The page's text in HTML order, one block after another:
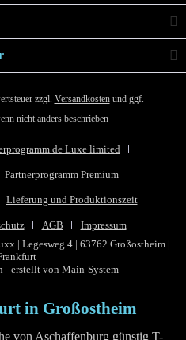
zzgl. Versandkostenund ggf.
nicht anders beschrieben
de Luxe limited
Partnerprogramm Premium
Lieferung und Produktionszeit
AGB
Impressum
| Legesweg 4 | 63762 Großostheim |
- erstellt von Main-System
in Großostheim
von Aschaffenburg günstig T-